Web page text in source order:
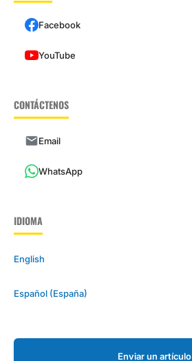
Facebook
YouTube
CONTÁCTENOS
Email
WhatsApp
IDIOMA
English
Español (España)
Enviar un artículo